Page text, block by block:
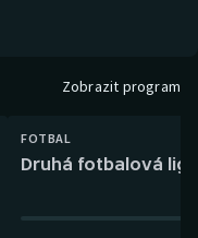
Zobrazit program
FOTBAL
Druhá fotbalová